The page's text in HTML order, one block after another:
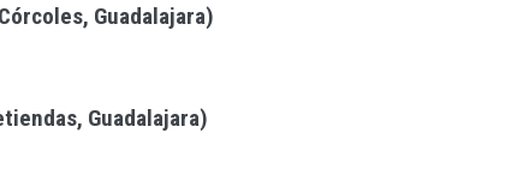
Guadalajara)
Guadalajara)